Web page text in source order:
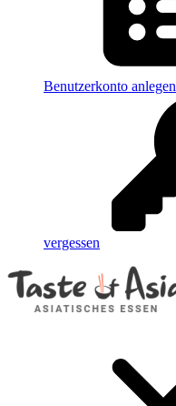
Benutzerkonto anlegen
vergessen